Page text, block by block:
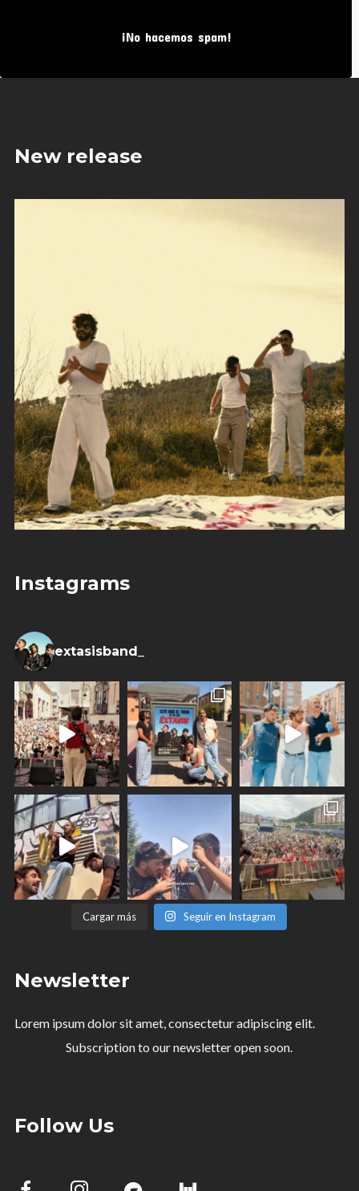
¡No hacemos spam!
New release
amor por tres
Instagrams
extasisband_
Cargar más Seguir en Instagram
Newsletter
Lorem ipsum dolor sit amet, consectetur adipiscing elit.
Subscription to our newsletter open soon.
Follow Us